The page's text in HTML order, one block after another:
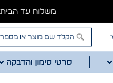
משלוח עד הבית
סרטי סימון והדבקה